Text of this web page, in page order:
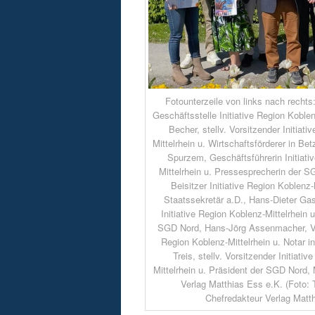
Fotounterzeile von links nach
Geschäftsstelle Initiative Region
Becher, stellv. Vorsitzender
Mittelrhein u. Wirtschaftsförderer in
Spurzem, Geschäftsführerin
Mittelrhein u. Pressesprecherin der
Beisitzer Initiative Region
Staatssekretär a.D., Hans-Dieter
Initiative Region Koblenz-Mittelrhein
SGD Nord, Hans-Jörg Assenmacher,
Region Koblenz-Mittelrhein u. Notar
Treis, stellv. Vorsitzender
Mittelrhein u. Präsident der SGD
Verlag Matthias Ess e.K. (Foto:
Chefredakteur Verlag